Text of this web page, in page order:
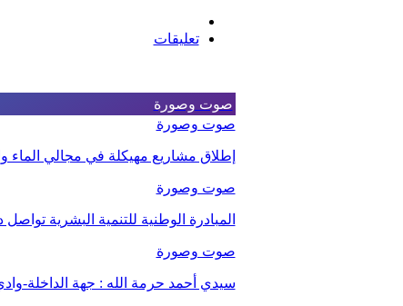
تعليقات
صوت وصورة
صوت وصورة
إطلاق مشاريع مهيكلة في مجالي الماء
صوت وصورة
المبادرة الوطنية للتنمية البشرية
صوت وصورة
سيدي أحمد حرمة الله : جهة الداخلة-